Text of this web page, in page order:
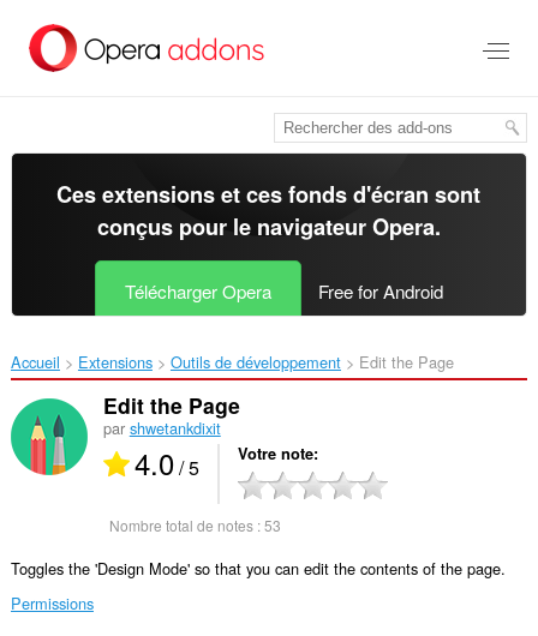
contenu
Ces extensions et ces fonds d'écran sont
conçus pour le navigateur Opera.
Télécharger Opera Free for Android
Accueil Extensions Outils de développement Edit the Page‎
Edit the Page
par shwetankdixit
4.0/ 5 Votre note
Nombre total de notes :53
Toggles the 'Design Mode' so that you can edit the contents of the page.
Permissions